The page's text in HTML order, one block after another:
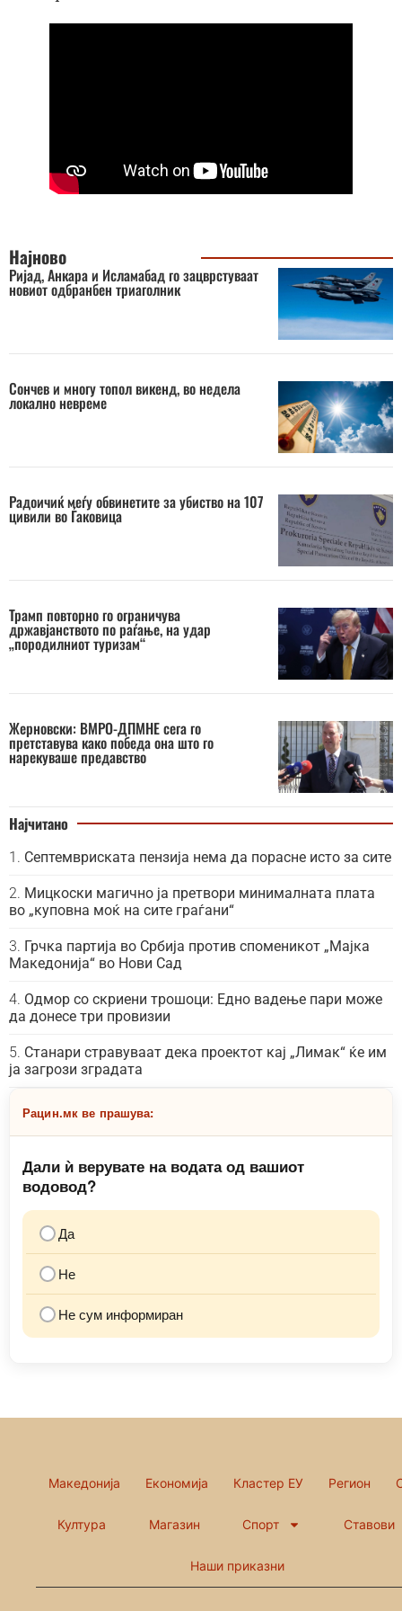
Најново
Ријад, Анкара и Исламабад го зацврстуваат
новиот одбранбен триаголник
Сончев и многу топол викенд, во недела
локално невреме
Радоичиќ меѓу обвинетите за убиство на 107
цивили во Ѓаковица
Трамп повторно го ограничува
државјанството по раѓање, на удар
„породилниот туризам“
Жерновски: ВМРО-ДПМНЕ сега го
претставува како победа она што го
нарекуваше предавство
Најчитано
Септемвриската пензија нема да порасне исто за сите
Мицкоски магично ја претвори минималната плата
во „куповна моќ на сите граѓани“
Грчка партија во Србија против споменикот „Мајка
Македонија“ во Нови Сад
Одмор со скриени трошоци: Едно вадење пари може
да донесе три провизии
Станари стравуваат дека проектот кај „Лимак“ ќе им
ја загрози зградата
Рацин.мк ве прашува:
Дали ѝ верувате на водата од вашиот
водовод?
Да
Не
Не сум информиран
Македонија Економија Кластер ЕУ Регион
Култура Магазин Спорт Ставови
Наши приказни